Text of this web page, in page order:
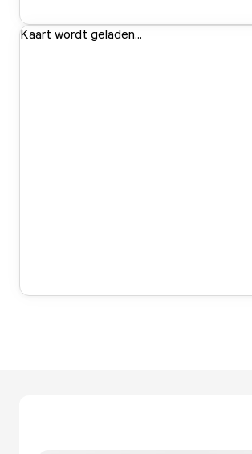
Kaart wordt geladen...